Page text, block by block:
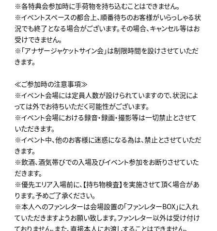
※各特典会参加時に手荷物を持ち込むことはできません。
※イベントスペースの都合上、順番待ちのお客様がいらっしゃる状
況でも終了となる場合がございます。その場合、キャンセル等はお
受けできません。
※「アナザージャケットサイン会」は制限時間を設けさせていただ
きます。
≪ご参加時の注意事項≫
※イベント会場には定員人数が設けられていますので、状況によ
っては外でお待ちいただく可能性がございます。
※イベント会場における録音・録画・撮影等は一切禁止とさせて
いただきます。
※イベント中、他のお客様に迷惑になる為は、禁止とさせていただ
きます。
※飲酒、酒気帯びでの入場及びイベント参加をお断りさせていた
だきます。
※優先エリア入場前に、【持ち物検査】を実施させて頂く場合があ
ります。予めご了承ください。
※本人へのファンレターは会場設置の「ファンレターBOX」に入れ
ていただきますようお願い致します。ファンレター以外は受け付け
ておりません。また、直接本人にお渡しすることはできません。